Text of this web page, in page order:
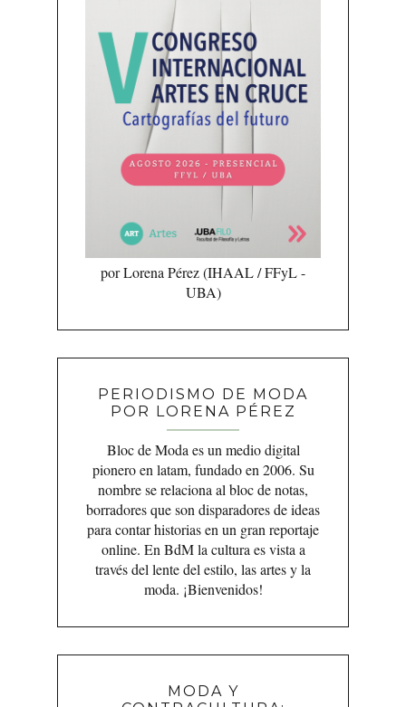
por Lorena Pérez (IHAAL / FFyL -
UBA)
PERIODISMO DE MODA
POR LORENA PÉREZ
Bloc de Moda es un medio digital
pionero en latam, fundado en 2006. Su
nombre se relaciona al bloc de notas,
borradores que son disparadores de ideas
para contar historias en un gran reportaje
online. En BdM la cultura es vista a
través del lente del estilo, las artes y la
moda. ¡Bienvenidos!
MODA Y